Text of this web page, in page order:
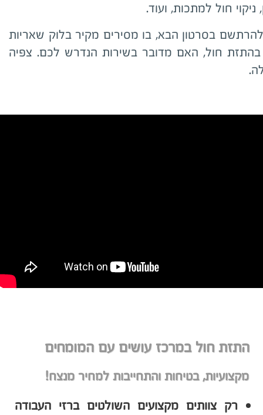
ניקוי חול למתכות, ועוד.
בסרטון הבא, בו מסירים מקיר בלוק שאריות
חול, האם מדובר בשירות הנדרש לכם. צפיה
התזת חול במרכז עושים עם המומחים
מקצועיות, בטיחות והתחייבות למחיר מנצח!
רק צוותים מקצועים השולטים ברזי העבודה